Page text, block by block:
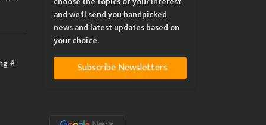
and we'll send you handpicked
news and latest updates based on
your choice.
Subscribe Newsletters